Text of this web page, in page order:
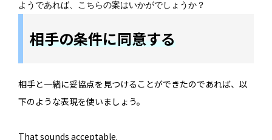
ようであれば、こちらの案はいかがでしょうか？
相手の条件に同意する
相手と一緒に妥協点を見つけることができたのであれば、以
下のような表現を使いましょう。
That sounds acceptable.